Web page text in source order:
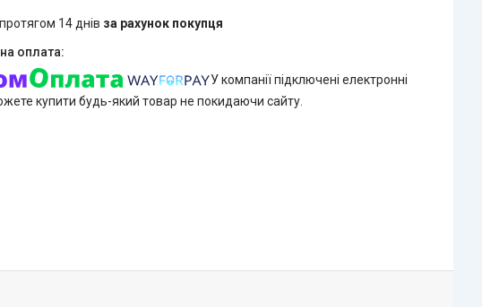
14 днів за рахунок покупця
У компанії підключені електронні
купити будь-який товар не покидаючи сайту.